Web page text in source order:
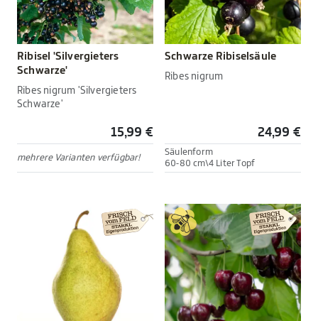
Ribisel 'Silvergieters
Schwarze'
Ribes nigrum 'Silvergieters
Schwarze'
15,99 €
mehrere Varianten verfügbar!
Schwarze Ribiselsäule
Ribes nigrum
24,99 €
Säulenform
60-80 cm\4 Liter Topf